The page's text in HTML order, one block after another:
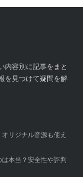
内容別に記事をまと
を見つけて疑問を解
リジナル音源も使え
本当？安全性や評判